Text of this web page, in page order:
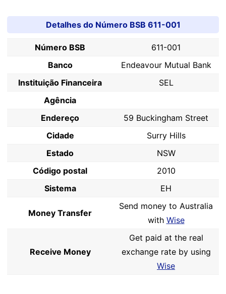
Detalhes do Número BSB 611-001
Número BSB
611-001
Banco
Endeavour Mutual Bank
Instituição Financeira
SEL
Agência
Endereço
59 Buckingham Street
Cidade
Surry Hills
Estado
NSW
Código postal
2010
Sistema
EH
Money Transfer
Send money to Australia
with Wise
Receive Money
Get paid at the real
exchange rate by using
Wise